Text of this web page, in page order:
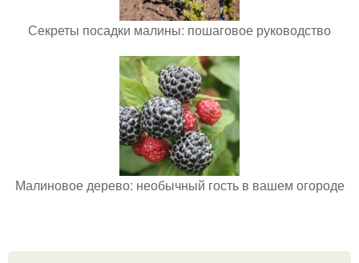
Секреты посадки малины: пошаговое руководство
Малиновое дерево: необычный гость в вашем огороде